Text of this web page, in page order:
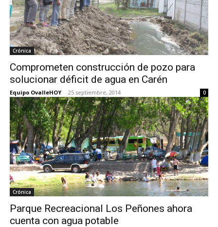
Crónica
Comprometen construcción de pozo para
solucionar déficit de agua en Carén
Equipo OvalleHOY - 25 septiembre, 2014 0
Crónica
Parque Recreacional Los Peñones ahora
cuenta con agua potable